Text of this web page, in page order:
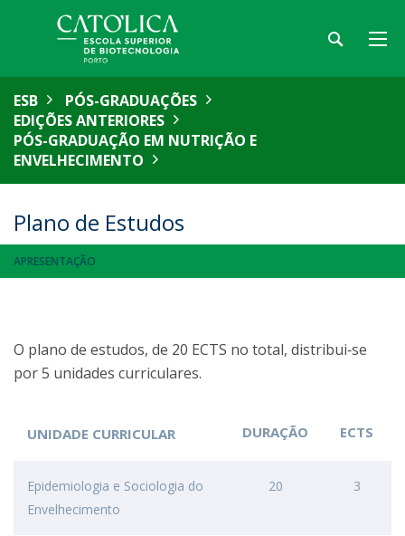
ESB
PÓS-GRADUAÇÕES
EDIÇÕES ANTERIORES
PÓS-GRADUAÇÃO EM NUTRIÇÃO E
ENVELHECIMENTO
Plano de Estudos
APRESENTAÇÃO
O plano de estudos, de 20 ECTS no total, distribui‐se
por 5 unidades curriculares.
UNIDADE CURRICULAR DURAÇÃO ECTS
Epidemiologia e Sociologia do
Envelhecimento
20 3